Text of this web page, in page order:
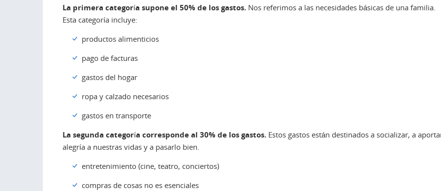
La primera categoría supone el 50% de los gastos. Nos referimos a las necesidades básicas de una familia.
Esta categoría incluye:
productos alimenticios
pago de facturas
gastos del hogar
ropa y calzado necesarios
gastos en transporte
La segunda categoría corresponde al 30% de los gastos. Estos gastos están destinados a socializar, a
alegría a nuestras vidas y a pasarlo bien.
entretenimiento (cine, teatro, conciertos)
compras de cosas no es esenciales